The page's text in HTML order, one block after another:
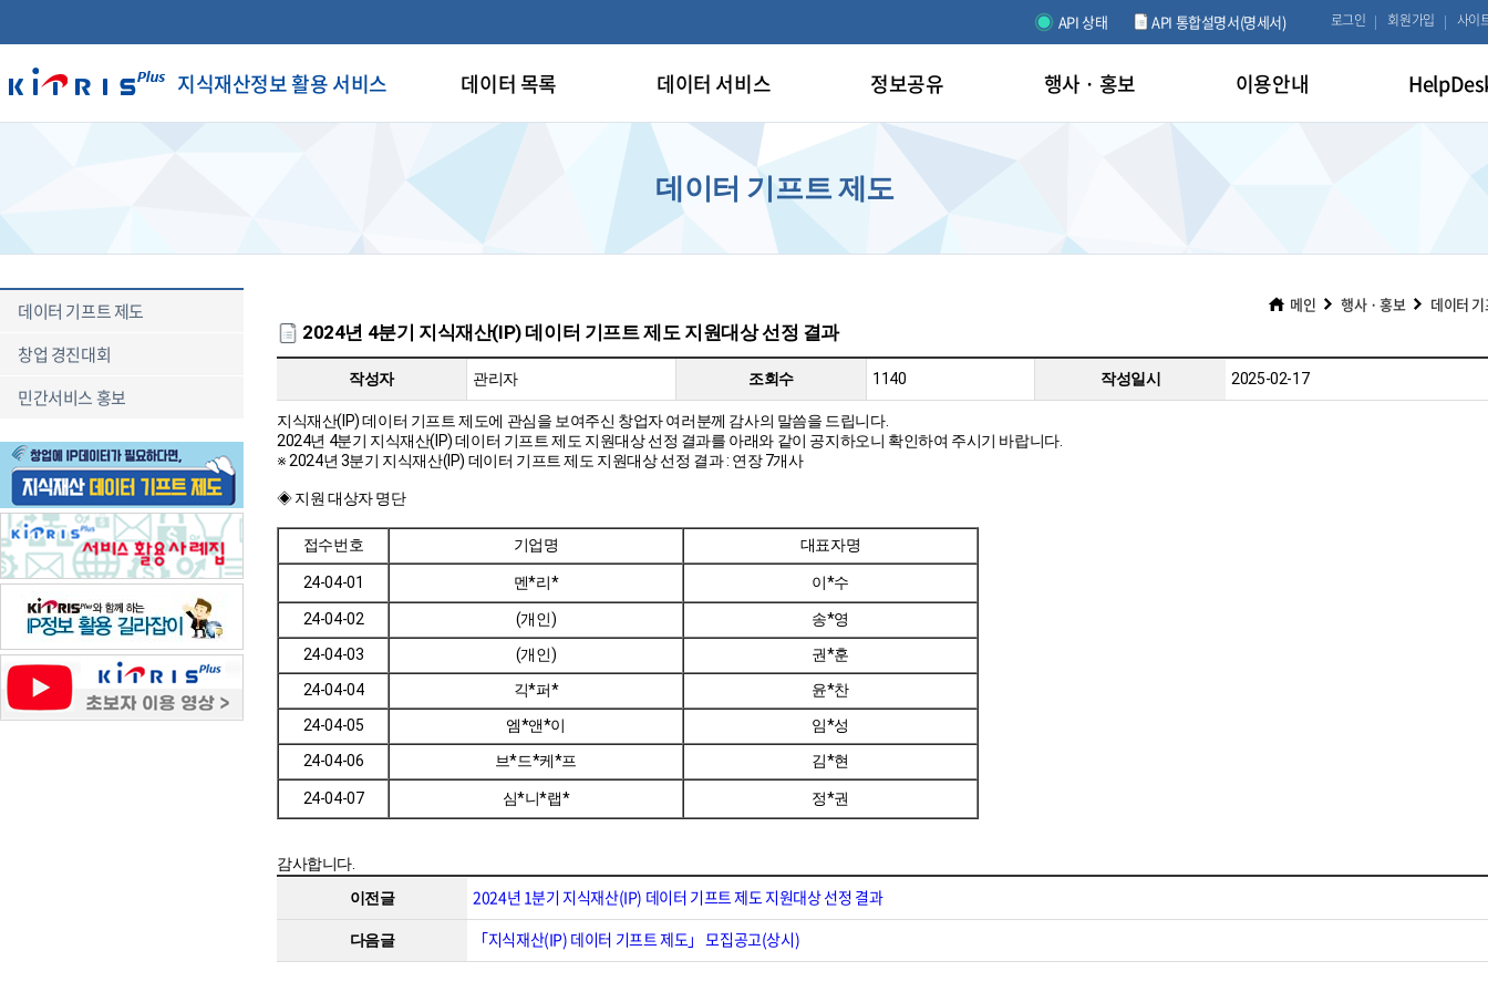
API 상태 API 통합설명서(명세서) 로그인 회원가입 사이
지식재산정보 활용 서비스 데이터 목록 데이터 서비스 정보공유 행사 · 홍보 이용안내
데이터 기프트 제도
데이터 기프트 제도
창업 경진대회
민간서비스 홍보
메인 행사 · 홍보 데이터
2024년 4분기 지식재산(IP) 데이터 기프트 제도 지원대상 선정 결과
작성자 관리자 조회수 1140 작성일시 2025-02-17
지식재산(IP) 데이터 기프트 제도에 관심을 보여주신 창업자 여러분께 감사의 말씀을 드립니다.
2024년 4분기 지식재산(IP) 데이터 기프트 제도 지원대상 선정 결과를 아래와 같이 공지하오니 확인하여 주시기 바랍니다.
※ 2024년 3분기 지식재산(IP) 데이터 기프트 제도 지원대상 선정 결과 : 연장 7개사
◈ 지원 대상자 명단
접수번호 기업명 대표자명
24-04-01 멘*리* 이*수
24-04-02 (개인)
송*영
24-04-03
(개인)
권*훈
24-04-04
긱*퍼*
윤*찬
24-04-05
엠*앤*이
임*성
24-04-06
브*드*케*프 김*현
24-04-07 심*니*랩* 정*권
감사합니다.
이전글
2024년 1분기 지식재산(IP) 데이터 기프트 제도 지원대상 선정 결과
다음글 「지식재산(IP) 데이터 기프트 제도」 모집공고(상시)